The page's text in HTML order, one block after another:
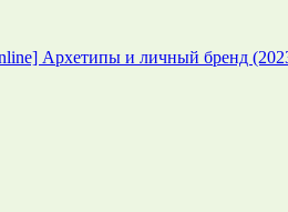
Архетипы и личный бренд